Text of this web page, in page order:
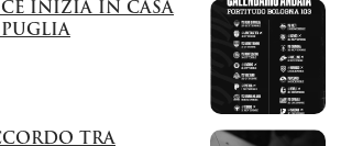
INIZIA IN CASA
TRA